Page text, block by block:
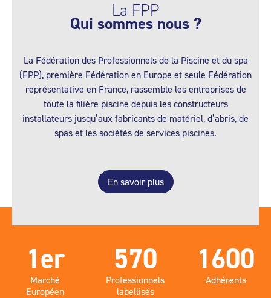
La FPP
Qui sommes nous ?
La Fédération des Professionnels de la Piscine et du spa
(FPP), première Fédération en Europe et seule Fédération
représentative en France, rassemble les entreprises de
toute la filière piscine depuis les constructeurs
installateurs jusqu’aux fabricants de matériel, d’abris, de
spas et les sociétés de services piscines.
En savoir plus
1er
Marché
Européen
570
Professionnels
labellisés
1600
Adhérents